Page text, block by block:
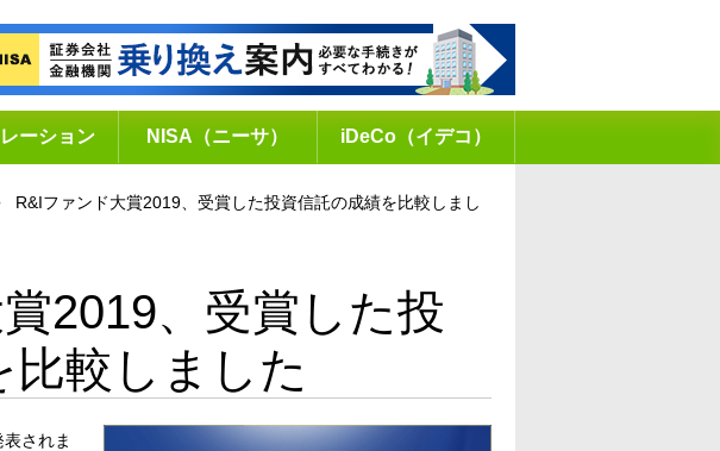
ーション NISA（ニーサ） iDeCo（イデコ）
R&Iファンド大賞2019、受賞した投資信託の成績を比較しまし
2019、受賞した投
比較しました
されま